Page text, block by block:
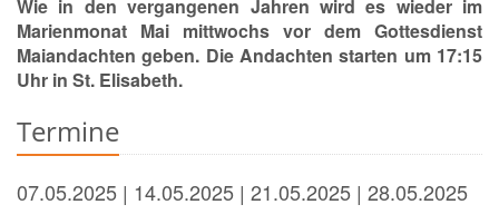
Wie in den vergangenen Jahren wird es wieder im
Marienmonat Mai mittwochs vor dem Gottesdienst
Maiandachten geben. Die Andachten starten um 17:15
Uhr in St. Elisabeth.
Termine
07.05.2025 | 14.05.2025 | 21.05.2025 | 28.05.2025